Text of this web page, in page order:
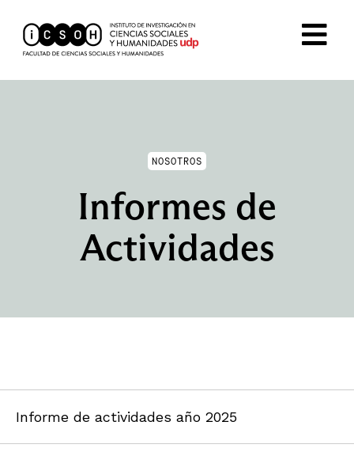
NOSOTROS
Informes de
Actividades
Informe de actividades año 2025